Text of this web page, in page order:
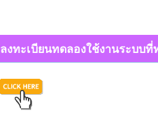
ลงทะเบียนทดลองใช้งานระบบที่